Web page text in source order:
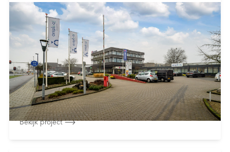
Almelo
Plesmanweg 9 - Almelo
Overige projecten
Minerva Development heeft in samenwerking met
Stevaco Vastgoed het complex Matrix
Bedrijvencentrum ...
Bekijk project